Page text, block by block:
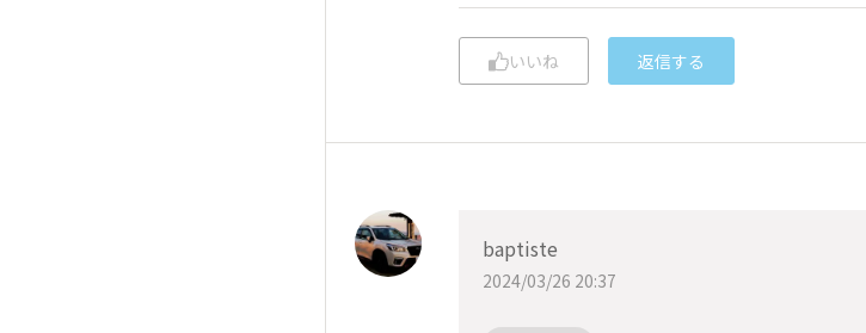
いいね 返信する
baptiste
2024/03/26 20:37